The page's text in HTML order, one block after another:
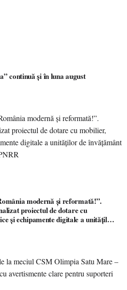
continuă și în luna august
modernă și reformată!”.
proiectul de dotare cu
și echipamente digitale a unităților